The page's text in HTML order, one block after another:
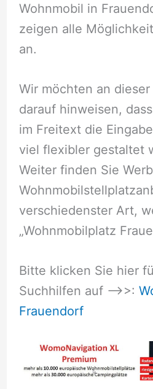
Wohnmobil in
zeigen alle
an.
Wir möchten an
darauf hinweisen,
im Freitext die
viel flexibler gestaltet
Weiter finden Sie
verschiedenster Art,
„Wohnmobilplatz
Bitte klicken Sie hier
Suchhilfen auf –>>:
Frauendorf